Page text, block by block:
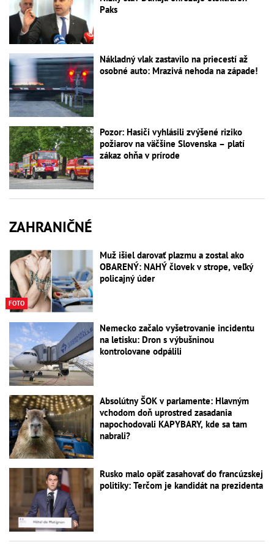
Paks
Nákladný vlak zastavilo na priecestí až
osobné auto: Mrazivá nehoda na západe!
Pozor: Hasiči vyhlásili zvýšené riziko
požiarov na väčšine Slovenska – platí
zákaz ohňa v prírode
ZAHRANIČNÉ
FOTO
Muž išiel darovať plazmu a zostal ako
OBARENÝ: NAHÝ človek v strope, veľký
policajný úder
Nemecko začalo vyšetrovanie incidentu
na letisku: Dron s výbušninou
kontrolovane odpálili
Absolútny ŠOK v parlamente: Hlavným
vchodom doň uprostred zasadania
napochodovali KAPYBARY, kde sa tam
nabrali?
Rusko malo opäť zasahovať do francúzskej
politiky: Terčom je kandidát na prezidenta